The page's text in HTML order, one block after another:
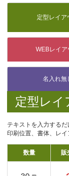
定型レイ
テキストを入力する
印刷位置、書体、レイ
数量 販